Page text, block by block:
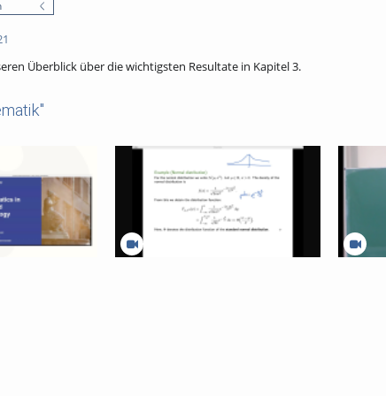
Überblick über die wichtigsten Resultate in Kapitel 3.